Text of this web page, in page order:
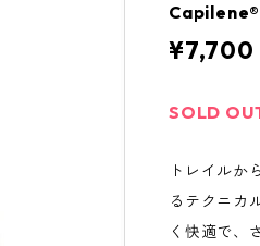
¥7,700
SOLD
トレイルか
るテクニカ
く快適で、